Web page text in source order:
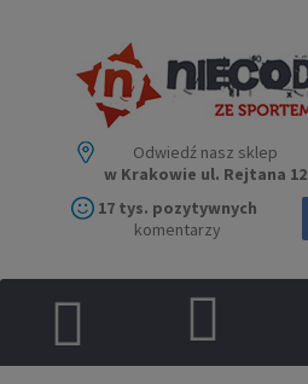
Odwiedź nasz sklep
w Krakowie ul. Rejtana 12
17 tys. pozytywnych
komentarzy